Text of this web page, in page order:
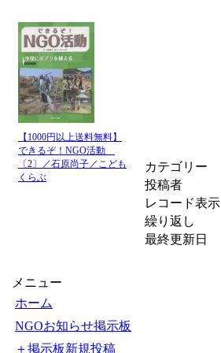
【1000円以上送料無料】
できるぞ！NGO活動
〔2〕／石原尚子／こども
くらぶ
メニュー
ホーム
NGOお知らせ掲示板
＋掲示板新規投稿
カテゴリー
投稿者
レコード表示
繰り返し
最終更新日